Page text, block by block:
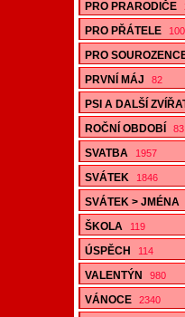
PRO PRARODIČE
PRO PŘÁTELE 100
PRO
PRVNÍ MÁJ 82
PSI A DALŠÍ
ROČNÍ OBDOBÍ 83
SVATBA 1957
SVÁTEK 1846
SVÁTEK > JMÉNA
ŠKOLA 119
ÚSPĚCH 114
VALENTÝN 980
VÁNOCE 2340